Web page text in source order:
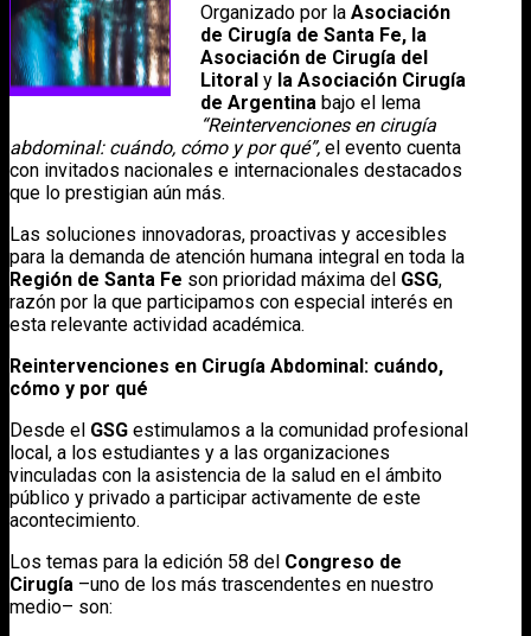
Organizado por laAsociación
de Cirugía de Santa Fe, la
Asociación de Cirugía del
Litoraly la Asociación Cirugía
de Argentina bajo el lema
“Reintervenciones en cirugía
abdominal: cuándo, cómo y por qué”, el evento cuenta
con invitados nacionales e internacionales destacados
que lo prestigian aún más.
Las soluciones innovadoras, proactivas y accesibles
para la demanda de atención humana integral en toda la
Región de Santa Fe son prioridad máxima del GSG,
razón por la que participamos con especial interés en
esta relevante actividad académica.
Reintervenciones en Cirugía Abdominal: cuándo,
cómo y por qué
Desde el GSG estimulamos a la comunidad profesional
local, a los estudiantes y a las organizaciones
vinculadas con la asistencia de la salud en el ámbito
público y privado a participar activamente de este
acontecimiento.
Los temas para la edición 58 del Congreso de
Cirugía –uno de los más trascendentes en nuestro
medio– son: